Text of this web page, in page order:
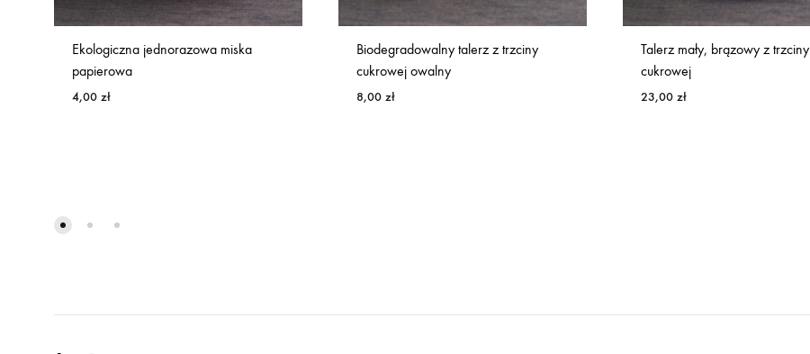
Ekologiczna jednorazowa miska
papierowa
4,00 zł
Biodegradowalny talerz z trzciny
cukrowej owalny
8,00 zł
Talerz mały, brązowy z trzciny
cukrowej
23,00 zł